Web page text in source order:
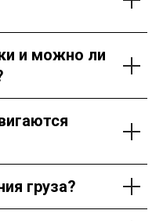
и можно ли
груза?